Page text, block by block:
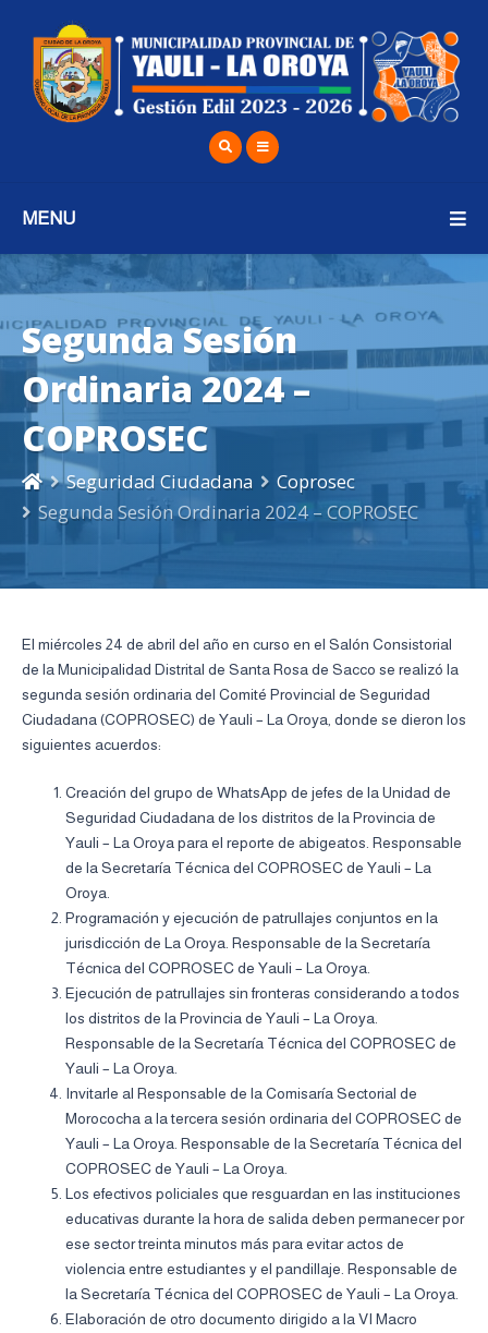
MENU
Segunda Sesión
Ordinaria 2024 –
COPROSEC
Seguridad Ciudadana
Coprosec
Segunda Sesión Ordinaria 2024 – COPROSEC
El miércoles 24 de abril del año en curso en el Salón Consistorial
de la Municipalidad Distrital de Santa Rosa de Sacco se realizó la
segunda sesión ordinaria del Comité Provincial de Seguridad
Ciudadana (COPROSEC) de Yauli – La Oroya, donde se dieron los
siguientes acuerdos:
Creación del grupo de WhatsApp de jefes de la Unidad de
Seguridad Ciudadana de los distritos de la Provincia de
Yauli – La Oroya para el reporte de abigeatos. Responsable
de la Secretaría Técnica del COPROSEC de Yauli – La
Oroya.
Programación y ejecución de patrullajes conjuntos en la
jurisdicción de La Oroya. Responsable de la Secretaría
Técnica del COPROSEC de Yauli – La Oroya.
Ejecución de patrullajes sin fronteras considerando a todos
los distritos de la Provincia de Yauli – La Oroya.
Responsable de la Secretaría Técnica del COPROSEC de
Yauli – La Oroya.
Invitarle al Responsable de la Comisaría Sectorial de
Morococha a la tercera sesión ordinaria del COPROSEC de
Yauli – La Oroya. Responsable de la Secretaría Técnica del
COPROSEC de Yauli – La Oroya.
Los efectivos policiales que resguardan en las instituciones
educativas durante la hora de salida deben permanecer por
ese sector treinta minutos más para evitar actos de
violencia entre estudiantes y el pandillaje. Responsable de
la Secretaría Técnica del COPROSEC de Yauli – La Oroya.
Elaboración de otro documento dirigido a la VI Macro